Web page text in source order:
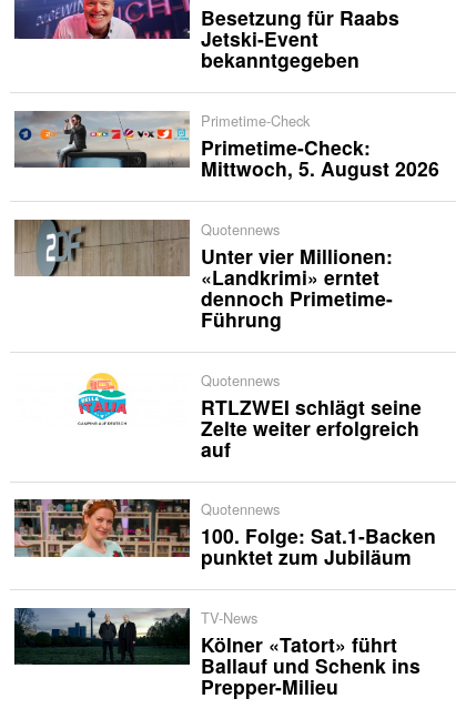
Besetzung für Raabs
Jetski-Event
bekanntgegeben
Primetime-Check
Primetime-Check:
Mittwoch, 5. August 2026
Quotennews
Unter vier Millionen:
«Landkrimi» erntet
dennoch Primetime-
Führung
Quotennews
RTLZWEI schlägt seine
Zelte weiter erfolgreich
auf
Quotennews
100. Folge: Sat.1-Backen
punktet zum Jubiläum
TV-News
Kölner «Tatort» führt
Ballauf und Schenk ins
Prepper-Milieu